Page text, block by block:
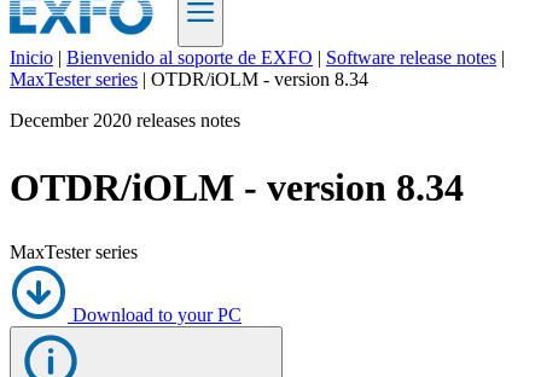
ES
Productos
Asistencia
Cómo
comprar
Recursos
Contacto
RegisterLogin
Inicio | Bienvenido al soporte de EXFO | Software release notes |
MaxTester series | OTDR/iOLM - version 8.34
December 2020 releases notes
OTDR/iOLM - version 8.34
MaxTester series
Download to your PC